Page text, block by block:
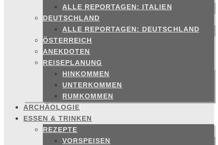
ALLE REPORTAGEN: ITALIEN
DEUTSCHLAND
ALLE REPORTAGEN: DEUTSCHLAND
ÖSTERREICH
ANEKDOTEN
REISEPLANUNG
HINKOMMEN
UNTERKOMMEN
RUMKOMMEN
ARCHÄOLOGIE
ESSEN & TRINKEN
REZEPTE
VORSPEISEN